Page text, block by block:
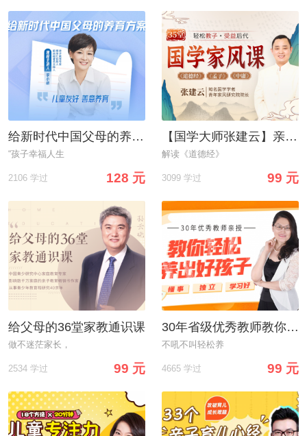
给新时代中国父母的养育方案
“孩子幸福人生
2106 学过 128 元
【国学大师张建云】亲授：35堂国学家风课，轻松教子
解读《道德经》
3099 学过 99 元
给父母的36堂家教通识课
做不迷茫家长，
2534 学过 99 元
30年省级优秀教师教你轻松养出懂事、独立、学习好的好孩子
不吼不叫轻松养
4665 学过 99 元